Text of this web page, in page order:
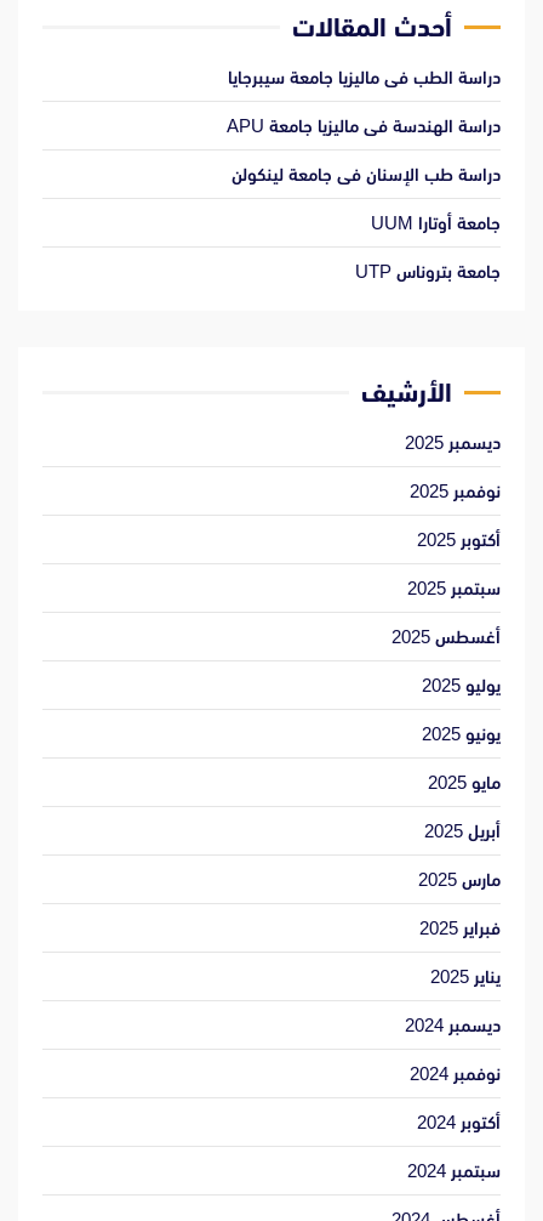
أحدث المقالات
دراسة الطب فى ماليزيا جامعة سيبرجايا
دراسة الهندسة فى ماليزيا جامعة APU
دراسة طب الإسنان فى جامعة لينكولن
جامعة أوتارا UUM
جامعة بتروناس UTP
الأرشيف
ديسمبر 2025
نوفمبر 2025
أكتوبر 2025
سبتمبر 2025
أغسطس 2025
يوليو 2025
يونيو 2025
مايو 2025
أبريل 2025
مارس 2025
فبراير 2025
يناير 2025
ديسمبر 2024
نوفمبر 2024
أكتوبر 2024
سبتمبر 2024